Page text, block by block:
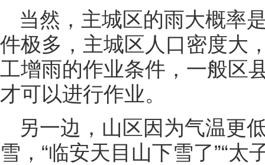
当然，主城区的雨大概率
件极多，主城区人口密度大
工增雨的作业条件，一般区
才可以进行作业。
另一边，山区因为气温更
雪，“临安天目山下雪了”“太